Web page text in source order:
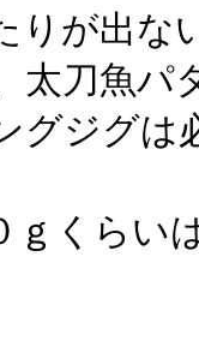
りが出な
太刀魚パ
グジグは
ｇくらい